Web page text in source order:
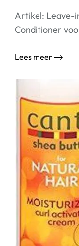
Artikel: Leave-
Conditioner
Lees meer